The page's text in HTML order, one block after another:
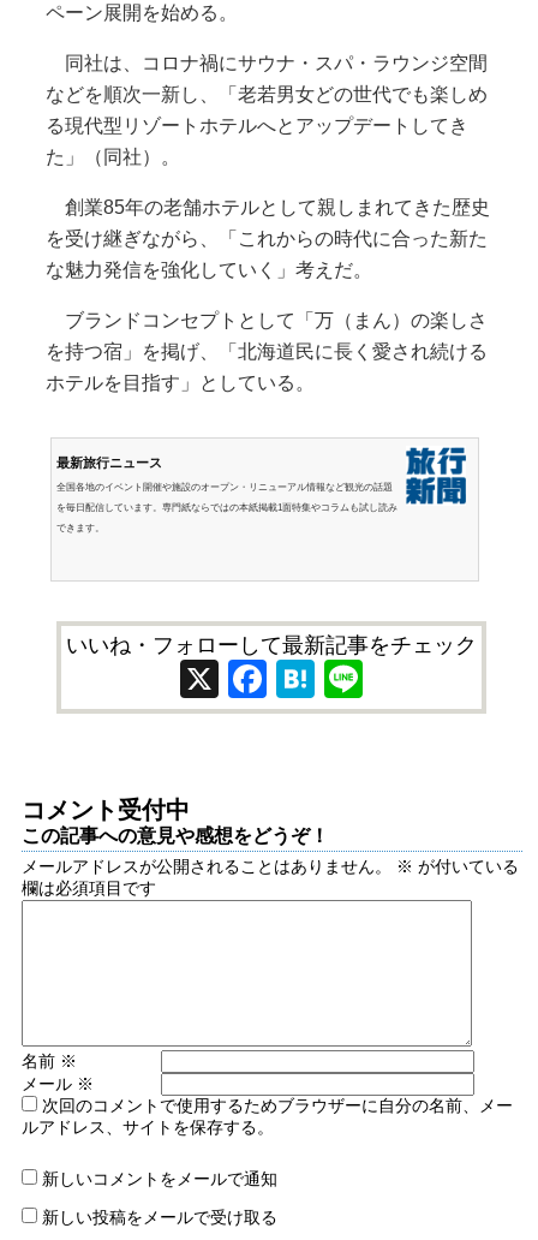
ペーン展開を始める。
同社は、コロナ禍にサウナ・スパ・ラウンジ空間
などを順次一新し、「老若男女どの世代でも楽しめ
る現代型リゾートホテルへとアップデートしてき
た」（同社）。
創業85年の老舗ホテルとして親しまれてきた歴史
を受け継ぎながら、「これからの時代に合った新た
な魅力発信を強化していく」考えだ。
ブランドコンセプトとして「万（まん）の楽しさ
を持つ宿」を掲げ、「北海道民に長く愛され続ける
ホテルを目指す」としている。
最新旅行ニュース
全国各地のイベント開催や施設のオープン・リニューアル情報など観光の話題
を毎日配信しています。専門紙ならではの本紙掲載1面特集やコラムも試し読み
できます。
いいね・フォローして最新記事をチェック
X Facebook
Hatena
コメント受付中
この記事への意見や感想をどうぞ！
メールアドレスが公開されることはありません。 ※ が付いている
欄は必須項目です
名前 ※
メール ※
次回のコメントで使用するためブラウザーに自分の名前、メー
ルアドレス、サイトを保存する。
新しいコメントをメールで通知
新しい投稿をメールで受け取る